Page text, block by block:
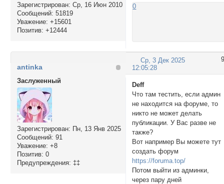
Зарегистрирован: Ср, 16 Июн 2010
Сообщений: 51819
Уважение: +15601
Позитив: +12444
0
9
Ср, 3 Дек 2025
12:05:28
antinka
Заслуженный
Зарегистрирован: Пн, 13 Янв 2025
Сообщений: 91
Уважение: +8
Позитив: 0
Предупреждения: ‡‡
Deff
Что там тестить, если админ
не находится на форуме, то
никто не может делать
публикации. У Вас разве не
также?
Вот например Вы можете тут
создать форум
https://foruma.top/
Потом выйти из админки,
через пару дней